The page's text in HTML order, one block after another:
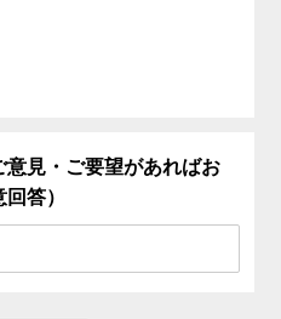
意見・ご要望があればお
答）